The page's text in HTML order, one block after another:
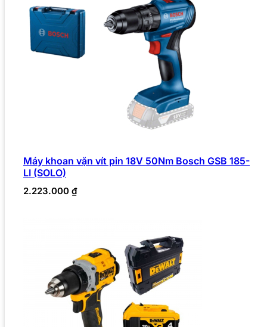
Máy khoan vặn vít pin 18V 50Nm Bosch GSB 185-
LI (SOLO)
2.223.000 ₫